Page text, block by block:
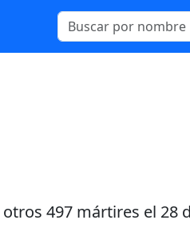
497 mártires el 28